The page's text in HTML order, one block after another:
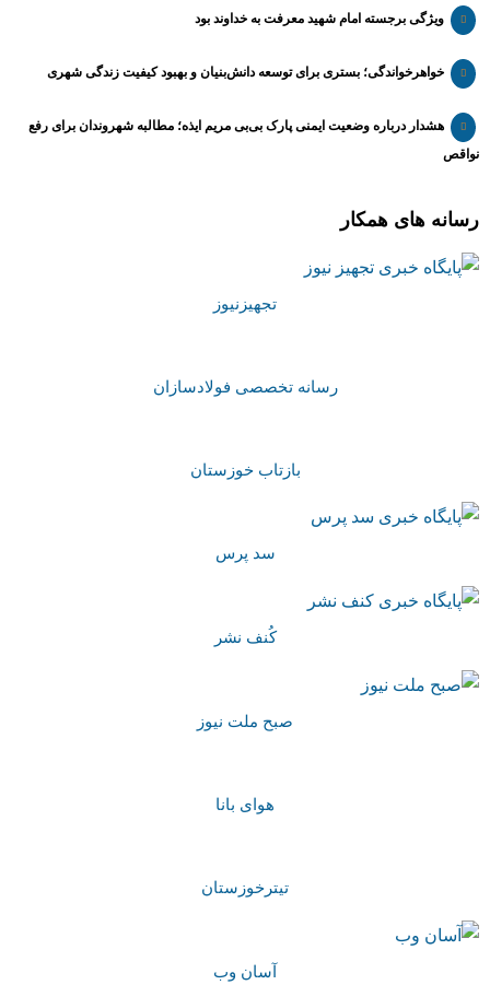
ویژگی برجسته امام شهید معرفت به خداوند بود
خواهرخواندگی؛ بستری برای توسعه دانش‌بنیان و بهبود کیفیت زندگی شهری
هشدار درباره وضعیت ایمنی پارک بی‌بی مریم ایذه؛ مطالبه شهروندان برای رفع
نواقص
رسانه های همکار
تجهیزنیوز
رسانه تخصصی فولادسازان
بازتاب خوزستان
سد پرس
کُنف نشر
صبح ملت نیوز
هوای بانا
تیترخوزستان
آسان وب